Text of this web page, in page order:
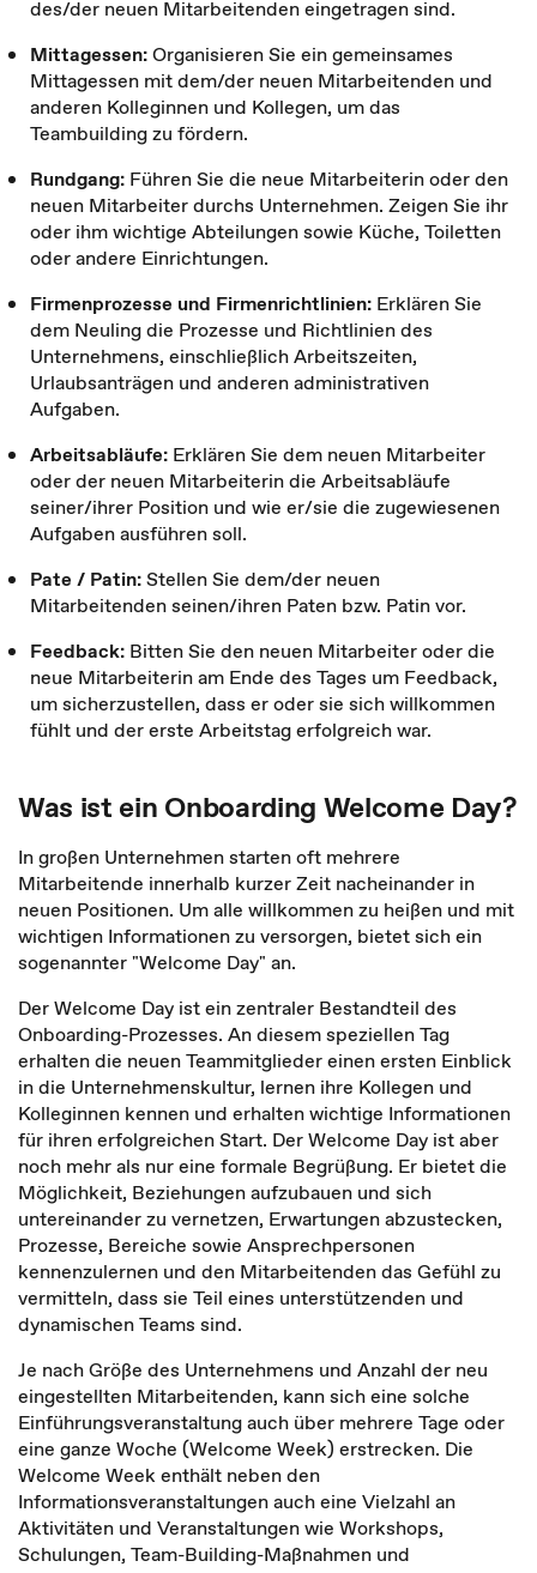
des/der neuen Mitarbeitenden eingetragen sind.
Mittagessen:Organisieren Sie ein gemeinsames
Mittagessen mit dem/der neuen Mitarbeitenden und
anderen Kolleginnen und Kollegen, um das
Teambuilding zu fördern.
Rundgang: Führen Sie die neue Mitarbeiterin oder den
neuen Mitarbeiter durchs Unternehmen. Zeigen Sie ihr
oder ihm wichtige Abteilungen sowie Küche, Toiletten
oder andere Einrichtungen.
Firmenprozesse und Firmenrichtlinien: Erklären Sie
dem Neuling die Prozesse und Richtlinien des
Unternehmens, einschließlich Arbeitszeiten,
Urlaubsanträgen und anderen administrativen
Aufgaben.
Arbeitsabläufe: Erklären Sie dem neuen Mitarbeiter
oder der neuen Mitarbeiterin die Arbeitsabläufe
seiner/ihrer Position und wie er/sie die zugewiesenen
Aufgaben ausführen soll.
Pate / Patin:Stellen Sie dem/der neuen
Mitarbeitenden seinen/ihren Paten bzw. Patin vor.
Feedback: Bitten Sie den neuen Mitarbeiter oder die
neue Mitarbeiterin am Ende des Tages um Feedback,
um sicherzustellen, dass er oder sie sich willkommen
fühlt und der erste Arbeitstag erfolgreich war.
Was ist ein Onboarding Welcome Day?
In großen Unternehmen starten oft mehrere
Mitarbeitende innerhalb kurzer Zeit nacheinander in
neuen Positionen. Um alle willkommen zu heißen und mit
wichtigen Informationen zu versorgen, bietet sich ein
sogenannter "Welcome Day" an.
Der Welcome Day ist ein zentraler Bestandteil des
Onboarding-Prozesses. An diesem speziellen Tag
erhalten die neuen Teammitglieder einen ersten Einblick
in die Unternehmenskultur, lernen ihre Kollegen und
Kolleginnen kennen und erhalten wichtige Informationen
für ihren erfolgreichen Start. Der Welcome Day ist aber
noch mehr als nur eine formale Begrüßung. Er bietet die
Möglichkeit, Beziehungen aufzubauen und sich
untereinander zu vernetzen, Erwartungen abzustecken,
Prozesse, Bereiche sowie Ansprechpersonen
kennenzulernen und den Mitarbeitenden das Gefühl zu
vermitteln, dass sie Teil eines unterstützenden und
dynamischen Teams sind.
Je nach Größe des Unternehmens und Anzahl der neu
eingestellten Mitarbeitenden, kann sich eine solche
Einführungsveranstaltung auch über mehrere Tage oder
eine ganze Woche (Welcome Week) erstrecken. Die
Welcome Week enthält neben den
Informationsveranstaltungen auch eine Vielzahl an
Aktivitäten und Veranstaltungen wie Workshops,
Schulungen, Team-Building-Maßnahmen und